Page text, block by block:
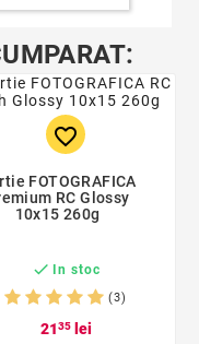
favorite_border
FOTOGRAFICA
RC Glossy
10x15 260g
 In stoc
(3)
2135lei